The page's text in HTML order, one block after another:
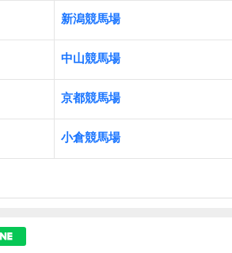
新潟競馬場
中山競馬場
京都競馬場
小倉競馬場